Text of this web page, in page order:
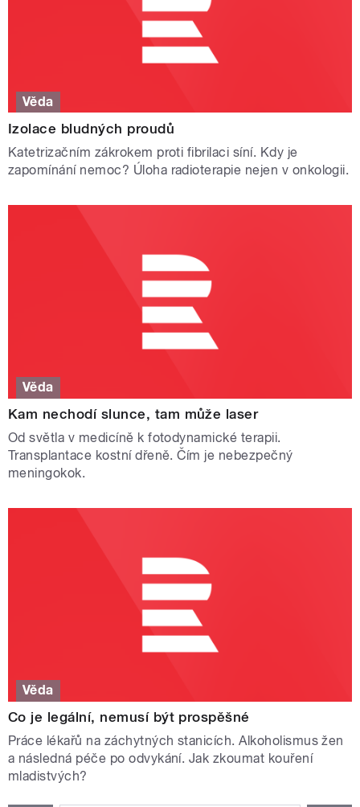
Věda
Izolace bludných proudů
Katetrizačním zákrokem proti fibrilaci síní. Kdy je
zapomínání nemoc? Úloha radioterapie nejen v onkologii.
Věda
Kam nechodí slunce, tam může laser
Od světla v medicíně k fotodynamické terapii.
Transplantace kostní dřeně. Čím je nebezpečný
meningokok.
Věda
Co je legální, nemusí být prospěšné
Práce lékařů na záchytných stanicích. Alkoholismus žen
a následná péče po odvykání. Jak zkoumat kouření
mladistvých?